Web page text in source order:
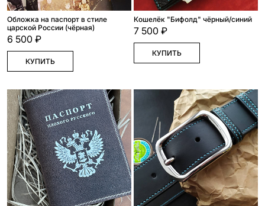
Обложка на паспорт в стиле
царской России (чёрная)
6 500 ₽
КУПИТЬ
Кошелёк "Бифолд" чёрный/синий
7 500 ₽
КУПИТЬ